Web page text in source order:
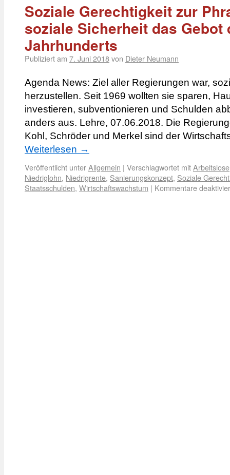
Soziale Gerechtigkeit zur
soziale Sicherheit das Gebot
Jahrhunderts
Publiziert am 7. Juni 2018von Dieter Neumann
Agenda News: Ziel aller Regierungen war,
herzustellen. Seit 1969 wollten sie sparen,
investieren, subventionieren und Schulden
anders aus. Lehre, 07.06.2018. Die
Kohl, Schröder und Merkel sind der
Weiterlesen →
Veröffentlicht unterAllgemein | Verschlagwortet mitArbeitslose
Niedriglohn, Niedrigrente, Sanierungskonzept, Soziale
Staatsschulden, Wirtschaftswachstum | Kommentare